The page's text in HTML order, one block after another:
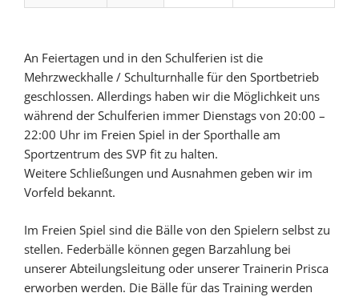
An Feiertagen und in den Schulferien ist die
Mehrzweckhalle / Schulturnhalle für den Sportbetrieb
geschlossen. Allerdings haben wir die Möglichkeit uns
während der Schulferien immer Dienstags von 20:00 –
22:00 Uhr im Freien Spiel in der Sporthalle am
Sportzentrum des SVP fit zu halten.
Weitere Schließungen und Ausnahmen geben wir im
Vorfeld bekannt.
Im Freien Spiel sind die Bälle von den Spielern selbst zu
stellen. Federbälle können gegen Barzahlung bei
unserer Abteilungsleitung oder unserer Trainerin Prisca
erworben werden. Die Bälle für das Training werden